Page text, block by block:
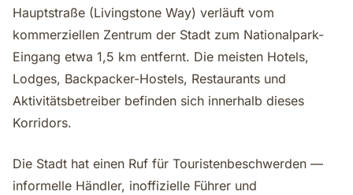
Hauptstraße (Livingstone Way) verläuft vom
kommerziellen Zentrum der Stadt zum Nationalpark-
Eingang etwa 1,5 km entfernt. Die meisten Hotels,
Lodges, Backpacker-Hostels, Restaurants und
Aktivitätsbetreiber befinden sich innerhalb dieses
Korridors.
Die Stadt hat einen Ruf für Touristenbeschwerden —
informelle Händler, inoffizielle Führer und